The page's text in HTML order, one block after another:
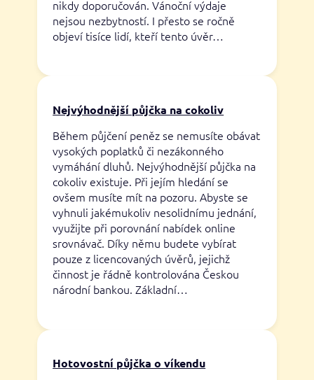
nikdy doporučován. Vánoční výdaje
nejsou nezbytností. I přesto se ročně
objeví tisíce lidí, kteří tento úvěr…
Nejvýhodnější půjčka na cokoliv
Během půjčení peněz se nemusíte obávat
vysokých poplatků či nezákonného
vymáhání dluhů. Nejvýhodnější půjčka na
cokoliv existuje. Při jejím hledání se
ovšem musíte mít na pozoru. Abyste se
vyhnuli jakémukoliv nesolidnímu jednání,
využijte při porovnání nabídek online
srovnávač. Díky němu budete vybírat
pouze z licencovaných úvěrů, jejichž
činnost je řádně kontrolována Českou
národní bankou. Základní…
Hotovostní půjčka o víkendu